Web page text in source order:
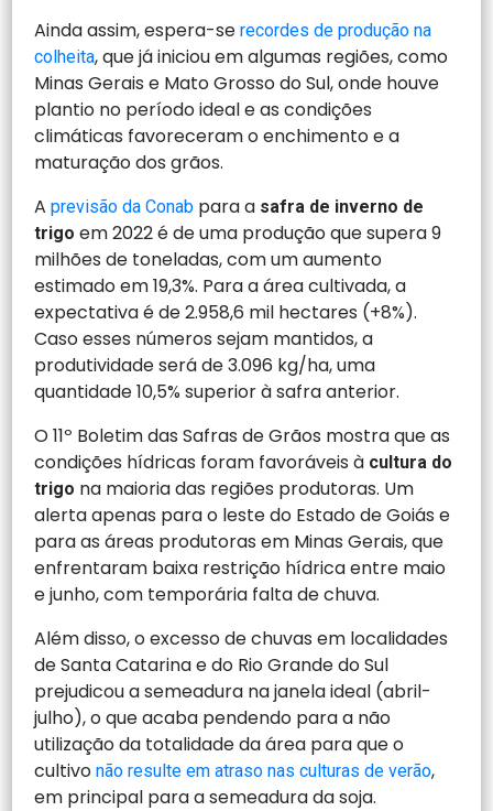
Ainda assim, espera-serecordes de produção na
colheita, que já iniciou em algumas regiões, como
Minas Gerais e Mato Grosso do Sul, onde houve
plantio no período ideal e as condições
climáticas favoreceram o enchimento e a
maturação dos grãos.
Aprevisão da Conab para a safra de inverno de
trigo em 2022 é de uma produção que supera 9
milhões de toneladas, com um aumento
estimado em 19,3%. Para a área cultivada, a
expectativa é de 2.958,6 mil hectares (+8%).
Caso esses números sejam mantidos, a
produtividade será de 3.096 kg/ha, uma
quantidade 10,5% superior à safra anterior.
O 11º Boletim das Safras de Grãos mostra que as
condições hídricas foram favoráveis à cultura do
trigo na maioria das regiões produtoras. Um
alerta apenas para o leste do Estado de Goiás e
para as áreas produtoras em Minas Gerais, que
enfrentaram baixa restrição hídrica entre maio
e junho, com temporária falta de chuva.
Além disso, o excesso de chuvas em localidades
de Santa Catarina e do Rio Grande do Sul
prejudicou a semeadura na janela ideal (abril-
julho), o que acaba pendendo para a não
utilização da totalidade da área para que o
cultivonão resulte em atraso nas culturas de verão,
em principal para a semeadura da soja.